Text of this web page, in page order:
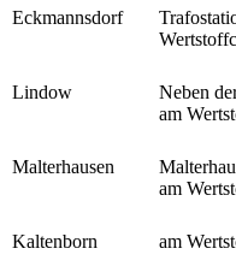
Eckmannsdorf
Lindow
Neben
am
Malterhausen
am
Kaltenborn am